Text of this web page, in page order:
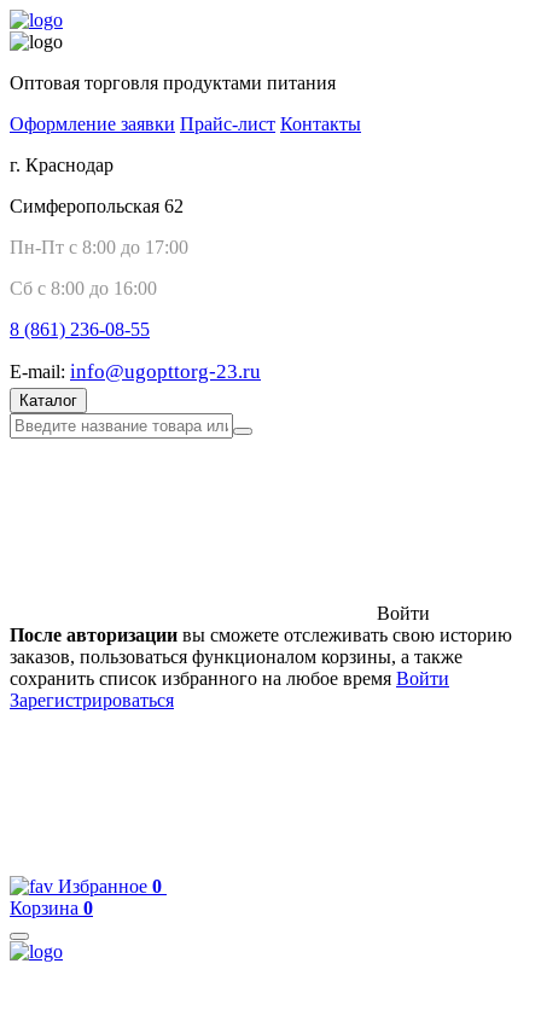
Оптовая торговля продуктами питания
Оформление заявки Прайс-лист Контакты
г. Краснодар
Симферопольская 62
Пн-Пт с 8:00 до 17:00
Сб с 8:00 до 16:00
8 (861) 236-08-55
E-mail: info@ugopttorg-23.ru
Каталог
Войти
После авторизации вы сможете отслеживать свою историю
заказов, пользоваться функционалом корзины, а также
сохранить список избранного на любое время Войти
Зарегистрироваться
Избранное 0
Корзина 0